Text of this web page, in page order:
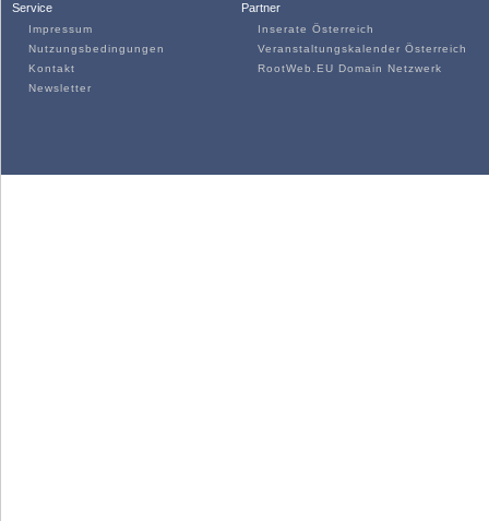
Service
Impressum
Nutzungsbedingungen
Kontakt
Newsletter
Partner
Inserate Österreich
Veranstaltungskalender Österreich
RootWeb.EU Domain Netzwerk